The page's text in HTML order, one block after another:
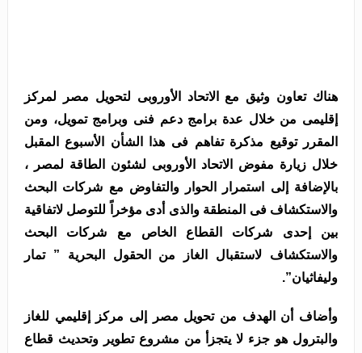
هناك تعاون وثيق مع الاتحاد الأوروبى لتحويل مصر لمركز
إقليمى من خلال عدة برامج دعم فنى وبرامج تمويل، ومن
المقرر توقيع مذكرة تفاهم فى هذا الشأن الأسبوع المقبل
خلال زيارة مفوض الاتحاد الأوروبى لشئون الطاقة لمصر ،
بالإضافة إلى استمرار الحوار والتفاوض مع شركات البحث
والاستكشاف فى المنطقة والذى أدى مؤخراً للتوصل لاتفاقية
بين إحدى شركات القطاع الخاص مع شركات البحث
والاستكشاف لاستقبال الغاز من الحقول البحرية ” تمار
وليفاثيان”.
وأضاف أن الهدف من تحويل مصر إلى مركز إقليمي للغاز
والبترول هو جزء لا يتجزأ من مشروع تطوير وتحديث قطاع